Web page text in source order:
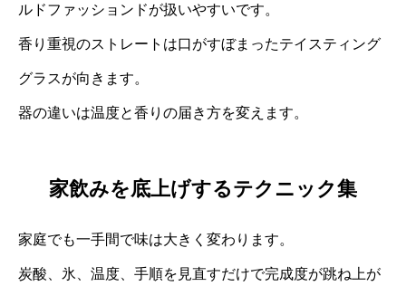
ルドファッションドが扱いやすいです。
香り重視のストレートは口がすぼまったテイスティング
グラスが向きます。
器の違いは温度と香りの届き方を変えます。
家飲みを底上げするテクニック集
家庭でも一手間で味は大きく変わります。
炭酸、氷、温度、手順を見直すだけで完成度が跳ね上が